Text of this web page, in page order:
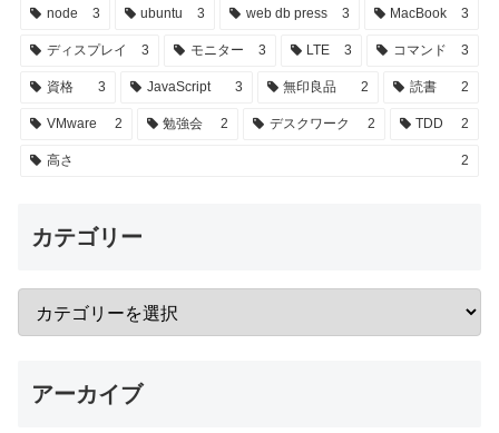
node 3 ubuntu 3 web db press 3 MacBook 3
ディスプレイ 3 モニター 3 LTE 3 コマンド 3
資格 3 JavaScript 3 無印良品 2 読書 2
VMware 2 勉強会 2 デスクワーク 2 TDD 2
高さ 2
カテゴリー
アーカイブ